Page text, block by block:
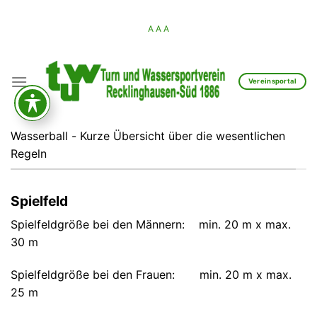
A A A
Vereinsportal
Wasserball - Kurze Übersicht über die wesentlichen
Regeln
Spielfeld
Spielfeldgröße bei den Männern: min. 20 m x max.
30 m
Spielfeldgröße bei den Frauen: min. 20 m x max.
25 m